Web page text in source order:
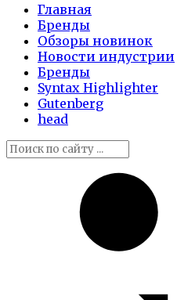
Главная
Бренды
Обзоры новинок
Новости индустрии
Бренды
Syntax Highlighter
Gutenberg
head